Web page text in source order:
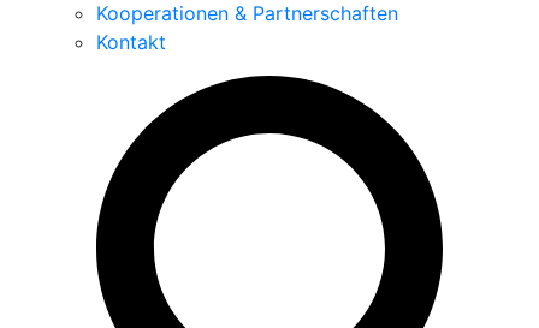
Kooperationen & Partnerschaften
Kontakt